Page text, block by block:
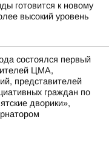
готовится к новому
высокий уровень
состоялся первый
ЦМА,
представителей
граждан по
дворики»,